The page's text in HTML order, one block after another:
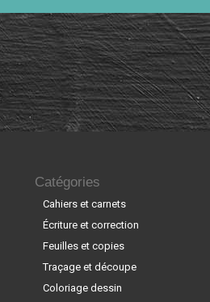
Catégories
Cahiers et carnets
Écriture et correction
Feuilles et copies
Traçage et découpe
Coloriage dessin